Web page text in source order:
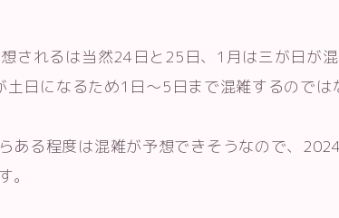
されるは当然24日と25日、1月は三が日が
日になるため1日～5日まで混雑するのでは
ある程度は混雑が予想できそうなので、
。